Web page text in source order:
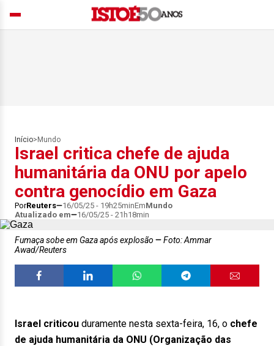
Início> Mundo
Israel critica chefe de ajuda
humanitária da ONU por apelo
contra genocídio em Gaza
PorReuters 16/05/25 - 19h25minEmMundo
Atualizado em
16/05/25 - 21h18min
Fumaça sobe em Gaza após explosão
Foto: Ammar
Awad/Reuters
Israel criticou duramente nesta sexta-feira, 16, o chefe
de ajuda humanitária da ONU (Organização das